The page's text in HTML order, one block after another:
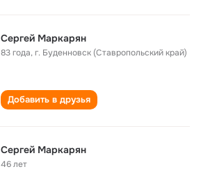
Сергей Маркарян
83 года,г. Буденновск (Ставропольский край)
Добавить в друзья
Сергей Маркарян
46 лет